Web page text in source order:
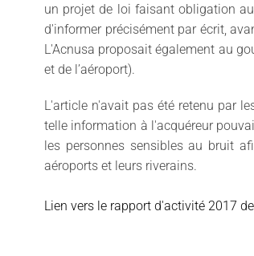
un projet de loi faisant obligation
d'informer précisément par écrit,
L'Acnusa proposait également au
et de l’aéroport).
L'article n'avait pas été retenu par
telle information à l'acquéreur
les personnes sensibles au bruit
aéroports et leurs riverains.
Lien vers le rapport d'activité 2017